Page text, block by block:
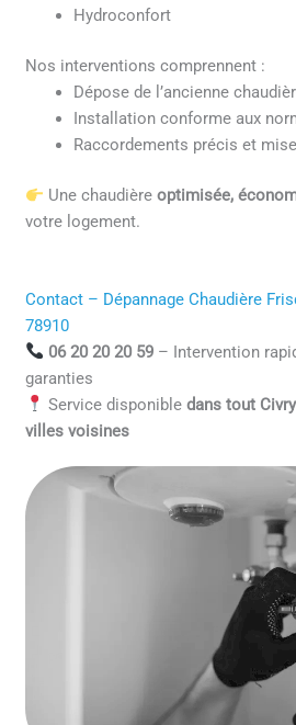
Hydroconfort
Nos interventions comprennent :
Dépose de l’ancienne
Installation conforme aux
Raccordements précis et
Une chaudière optimisée,
votre logement.
Contact – Dépannage Chaudière
78910
06 20 20 20 59– Intervention
garanties
Service disponible dans tout
villes voisines